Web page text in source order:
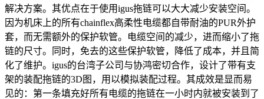
解决方案。其优点在于使用igus拖链可以大大减少安装空间。
因为机床上的所有chainflex高柔性电缆都自带耐油的PUR外护
套，而无需额外的保护软管。电缆空间的减少，进而缩小了拖
链的尺寸。同时，免去的这些保护软管，降低了成本，并且简
化了维护。igus的台湾子公司与协鸿密切合作，设计了带有支
架的装配拖链的3D图，用以模拟装配过程。其成效是显而易
见的：第一条填充好所有电缆的拖链在一小时内就被安装到了